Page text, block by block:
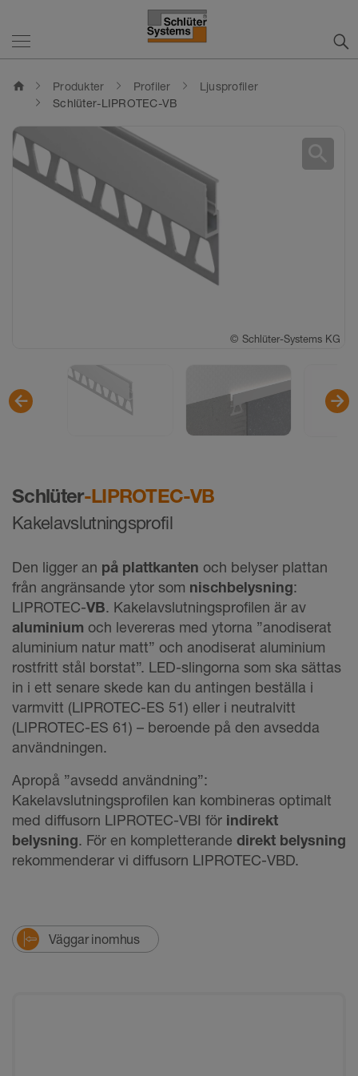
home Produkter Profiler
Ljusprofiler
Schlüter-LIPROTEC-VB
Schlüter-LIPROTEC-VB
Kakelavslutningsprofil
Den ligger an på plattkanten och belyser plattan
från angränsande ytor som nischbelysning:
LIPROTEC-VB. Kakelavslutningsprofilen är av
aluminium och levereras med ytorna ”anodiserat
aluminium natur matt” och anodiserat aluminium
rostfritt stål borstat”. LED-slingorna som ska sättas
in i ett senare skede kan du antingen beställa i
varmvitt (LIPROTEC-ES 51) eller i neutralvitt
(LIPROTEC-ES 61) – beroende på den avsedda
användningen.
Apropå ”avsedd användning”:
Kakelavslutningsprofilen kan kombineras optimalt
med diffusorn LIPROTEC-VBI för indirekt
belysning. För en kompletterande direkt belysning
rekommenderar vi diffusorn LIPROTEC-VBD.
Väggar inomhus
© Schlüter-Systems KG
© Schlüter-Systems KG
© Schlüter-Systems KG